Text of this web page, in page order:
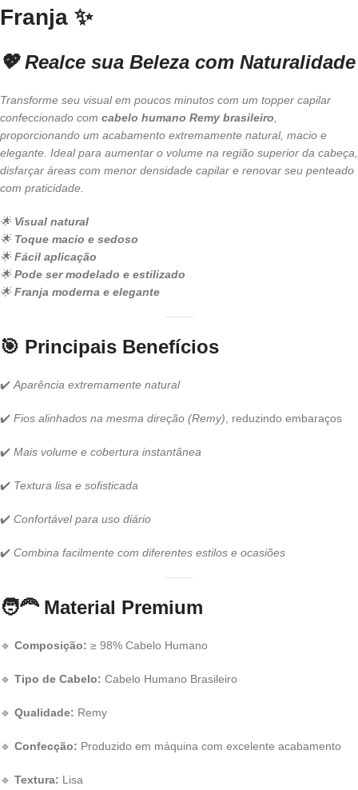
Franja ✨
💖 Realce sua Beleza com Naturalidade
Transforme seu visual em poucos minutos com um topper capilar
confeccionado com cabelo humano Remy brasileiro,
proporcionando um acabamento extremamente natural, macio e
elegante. Ideal para aumentar o volume na região superior da cabeça,
disfarçar áreas com menor densidade capilar e renovar seu penteado
com praticidade.
🌟 Visual natural
🌟 Toque macio e sedoso
🌟Fácil aplicação
🌟Pode ser modelado e estilizado
🌟Franja moderna e elegante
🎯 Principais Benefícios
✔️Aparência extremamente natural
✔️ Fios alinhados na mesma direção (Remy), reduzindo embaraços
✔️ Mais volume e cobertura instantânea
✔️ Textura lisa e sofisticada
✔️ Confortável para uso diário
✔️ Combina facilmente com diferentes estilos e ocasiões
🧑‍🦰 Material Premium
🔹 Composição: ≥ 98% Cabelo Humano
🔹 Tipo de Cabelo: Cabelo Humano Brasileiro
🔹 Qualidade: Remy
🔹 Confecção: Produzido em máquina com excelente acabamento
🔹 Textura: Lisa